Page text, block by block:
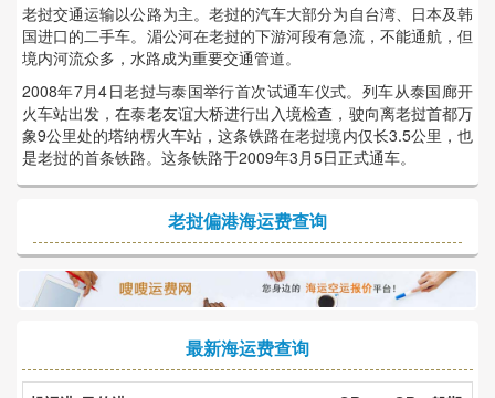
老挝交通运输以公路为主。老挝的汽车大部分为自台湾、日本及韩
国进口的二手车。湄公河在老挝的下游河段有急流，不能通航，但
境内河流众多，水路成为重要交通管道。
2008年7月4日老挝与泰国举行首次试通车仪式。列车从泰国廊开
火车站出发，在泰老友谊大桥进行出入境检查，驶向离老挝首都万
象9公里处的塔纳楞火车站，这条铁路在老挝境内仅长3.5公里，也
是老挝的首条铁路。这条铁路于2009年3月5日正式通车。
老挝偏港海运费查询
最新海运费查询